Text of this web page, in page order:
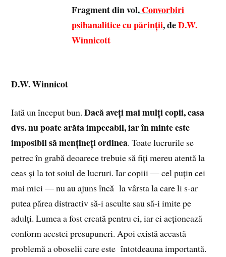
Fragment din vol.Convorbiri
psihanalitice cu părinții, deD.W.
Winnicott
D.W. Winnicot
Iată un început bun.Dacă aveți mai mulți copii, casa
dvs. nu poate arăta impecabil, iar în minte este
imposibil să mențineți ordinea. Toate lucrurile se
petrec în grabă deoarece trebuie să fiți mereu atentă la
ceas și la tot soiul de lucruri. Iar copiii — cel puțin cei
mai mici — nu au ajuns încă la vârsta la care li s-ar
putea părea distractiv să-i asculte sau să-i imite pe
adulți. Lumea a fost creată pentru ei, iar ei acționează
conform acestei presupuneri. Apoi există această
problemă a oboselii care este întotdeauna importantă.